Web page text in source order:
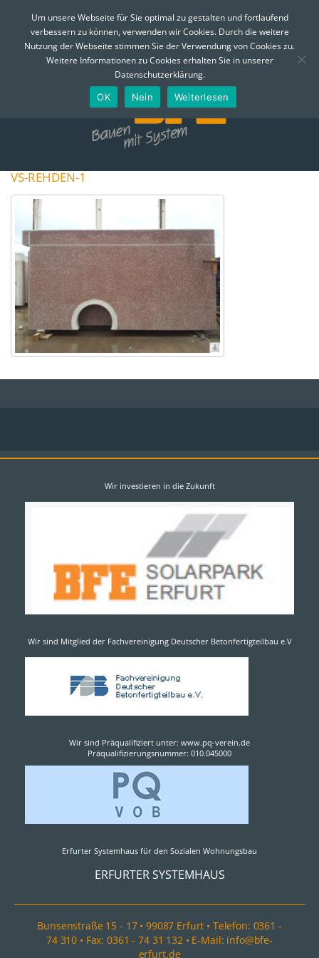
Telefon:0361 - 74 310Email:info@bfe-erfurt.de
VS-REHDEN-1
Wir investieren in die Zukunft
Wir sind Mitglied der Fachvereinigung Deutscher Betonfertigteilbau e.V
Wir sind Präqualifiziert unter: www.pq-verein.de
Präqualifizierungsnummer: 010.045000
Erfurter Systemhaus für den Sozialen Wohnungsbau
ERFURTER SYSTEMHAUS
Bunsenstraße 15 - 17 • 99087 Erfurt • Telefon: 0361 -
74 310 • Fax: 0361 - 74 31 132 • E-Mail: info@bfe-
erfurt.de
MENÜUm unsere Webseite für Sie optimal zu gestalten und fortlaufend
verbessern zu können, verwenden wir Cookies. Durch die weitere
Nutzung der Webseite stimmen Sie der Verwendung von Cookies zu.
Weitere Informationen zu Cookies erhalten Sie in unserer
Datenschutzerklärung.
OK Nein Weiterlesen